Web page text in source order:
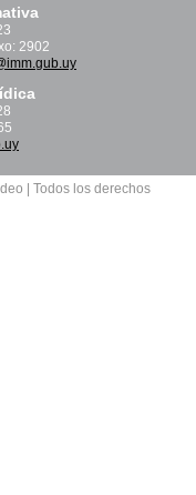
2902
| Todos los derechos